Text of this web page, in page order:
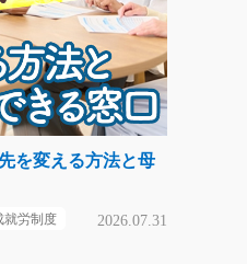
を変える方法と母
就労制度 2026.07.31